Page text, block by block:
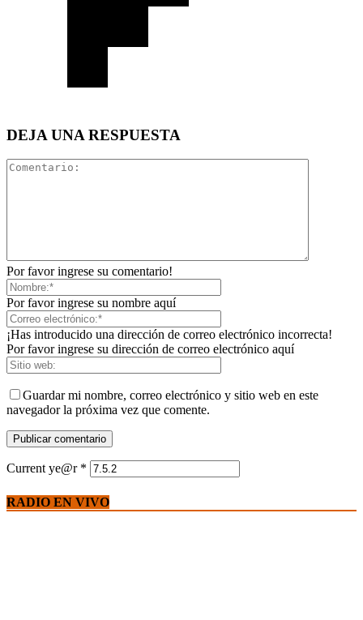
DEJA UNA RESPUESTA
Por favor ingrese su comentario!
Por favor ingrese su nombre aquí
¡Has introducido una dirección de correo electrónico incorrecta!
Por favor ingrese su dirección de correo electrónico aquí
Guardar mi nombre, correo electrónico y sitio web en este
navegador la próxima vez que comente.
Current ye@r *
RADIO EN VIVO